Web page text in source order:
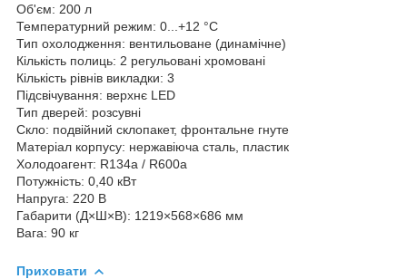
Об'єм: 200 л
Температурний режим: 0...+12 °C
Тип охолодження: вентильоване (динамічне)
Кількість полиць: 2 регульовані хромовані
Кількість рівнів викладки: 3
Підсвічування: верхнє LED
Тип дверей: розсувні
Скло: подвійний склопакет, фронтальне гнуте
Матеріал корпусу: нержавіюча сталь, пластик
Холодоагент: R134a / R600a
Потужність: 0,40 кВт
Напруга: 220 В
Габарити (Д×Ш×В): 1219×568×686 мм
Вага: 90 кг
Приховати